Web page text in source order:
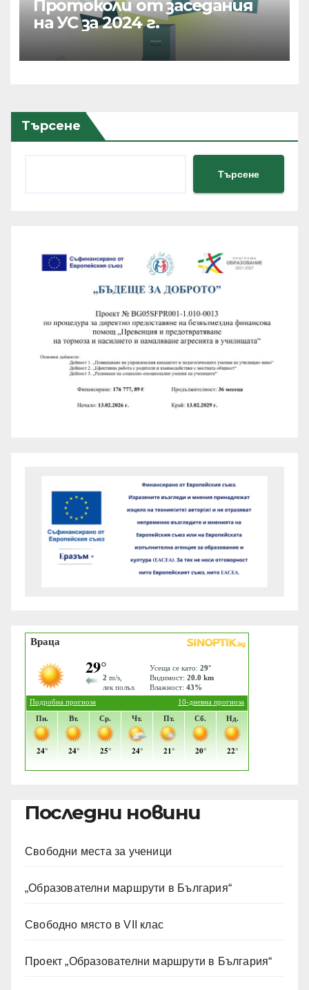
Протоколи от заседания
на УС за 2024 г.
Търсене
Търсене
Последни новини
Свободни места за ученици
„Образователни маршрути в България“
Свободно място в VII клас
Проект „Образователни маршрути в България“